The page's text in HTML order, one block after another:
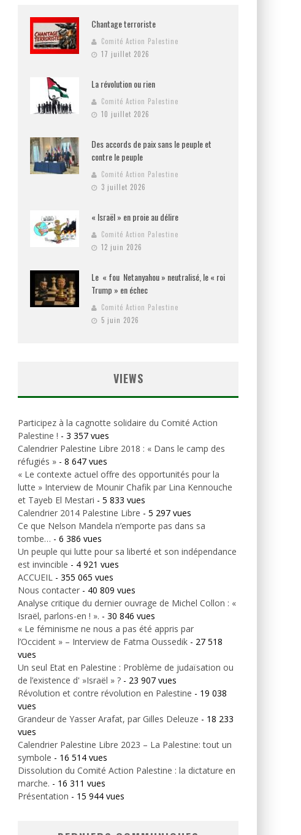
Chantage terroriste
Comité Action Palestine
17 juillet 2026
La révolution ou rien
Comité Action Palestine
10 juillet 2026
Des accords de paix sans le peuple et
contre le peuple
Comité Action Palestine
3 juillet 2026
« Israël » en proie au délire
Comité Action Palestine
12 juin 2026
Le « fou Netanyahou » neutralisé, le « roi
Trump » en échec
Comité Action Palestine
5 juin 2026
VIEWS
Participez à la cagnotte solidaire du Comité Action
Palestine ! - 3 357 vues
Calendrier Palestine Libre 2018 : « Dans le camp des
réfugiés » - 8 647 vues
« Le contexte actuel offre des opportunités pour la
lutte » Interview de Mounir Chafik par Lina Kennouche
et Tayeb El Mestari - 5 833 vues
Calendrier 2014 Palestine Libre - 5 297 vues
Ce que Nelson Mandela n’emporte pas dans sa
tombe… - 6 386 vues
Un peuple qui lutte pour sa liberté et son indépendance
est invincible - 4 921 vues
ACCUEIL - 355 065 vues
Nous contacter - 40 809 vues
Analyse critique du dernier ouvrage de Michel Collon : «
Israël, parlons-en ! ». - 30 846 vues
« Le féminisme ne nous a pas été appris par
l’Occident » – Interview de Fatma Oussedik - 27 518
vues
Un seul Etat en Palestine : Problème de judaïsation ou
de l’existence d' »Israël » ? - 23 907 vues
Révolution et contre révolution en Palestine - 19 038
vues
Grandeur de Yasser Arafat, par Gilles Deleuze - 18 233
vues
Calendrier Palestine Libre 2023 – La Palestine: tout un
symbole - 16 514 vues
Dissolution du Comité Action Palestine : la dictature en
marche. - 16 311 vues
Présentation - 15 944 vues